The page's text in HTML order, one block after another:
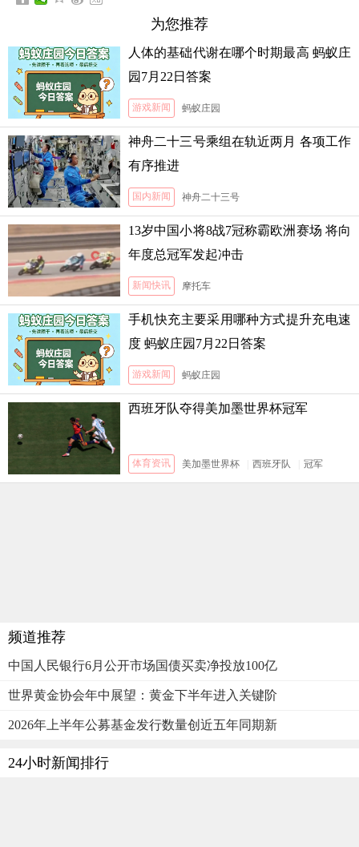
为您推荐
人体的基础代谢在哪个时期最高 蚂蚁庄
园7月22日答案
游戏新闻 蚂蚁庄园
神舟二十三号乘组在轨近两月 各项工作
有序推进
国内新闻 神舟二十三号
13岁中国小将8战7冠称霸欧洲赛场 将向
年度总冠军发起冲击
新闻快讯 摩托车
手机快充主要采用哪种方式提升充电速
度 蚂蚁庄园7月22日答案
游戏新闻 蚂蚁庄园
西班牙队夺得美加墨世界杯冠军
体育资讯 美加墨世界杯 西班牙队 冠军
频道推荐
中国人民银行6月公开市场国债买卖净投放100亿
世界黄金协会年中展望：黄金下半年进入关键阶
2026年上半年公募基金发行数量创近五年同期新
24小时新闻排行